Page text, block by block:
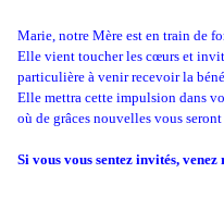
Marie, notre Mère est en train de
Elle vient toucher les cœurs et
particulière à venir recevoir la
Elle mettra cette impulsion dans
où de grâces nouvelles vous
Si vous vous sentez invités, venez